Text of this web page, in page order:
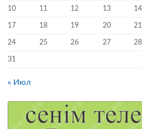
10 11 12 13 14
17 18 19 20 21
24 25 26 27 28
31
« Июл